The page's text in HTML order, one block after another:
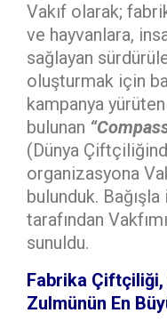
Vakıf olarak;
ve hayvanlara,
sağlayan
oluşturmak için
kampanya
bulunan
(Dünya
organizasyona
bulunduk.
tarafından
sunuldu.
Fabrika
Zulmünün En